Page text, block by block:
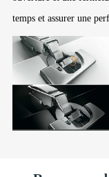
temps et assurer une